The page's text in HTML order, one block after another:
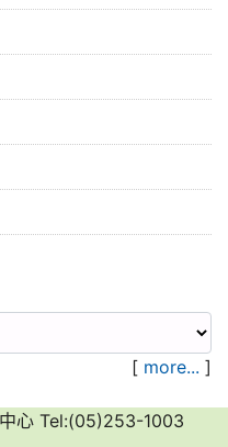
[ more... ]
心 Tel:(05)253-1003